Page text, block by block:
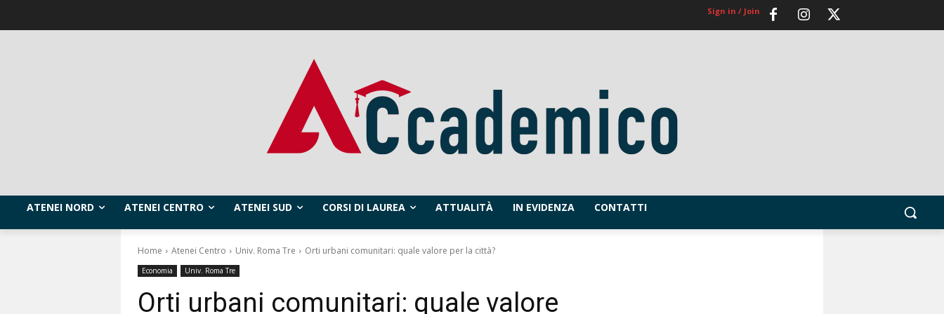
Sign in / Join
ATENEI NORD ATENEI CENTRO ATENEI SUD CORSI DI LAUREA ATTUALITÀ IN EVIDENZA CONTATTI
Home Atenei Centro Univ. Roma Tre Orti urbani comunitari: quale valore per la città?
Economia Univ. Roma Tre
Orti urbani comunitari: quale valore